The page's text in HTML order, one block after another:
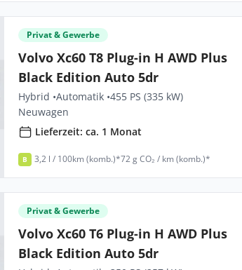
Privat & Gewerbe
Volvo Xc60 T8 Plug-in H AWD Plus
Black Edition Auto 5dr
Hybrid •Automatik •455 PS (335 kW)
Neuwagen
Lieferzeit: ca. 1 Monat
B 3,2 l / 100km (komb.)*72 g CO₂ / km (komb.)*
Privat & Gewerbe
Volvo Xc60 T6 Plug-in H AWD Plus
Black Edition Auto 5dr